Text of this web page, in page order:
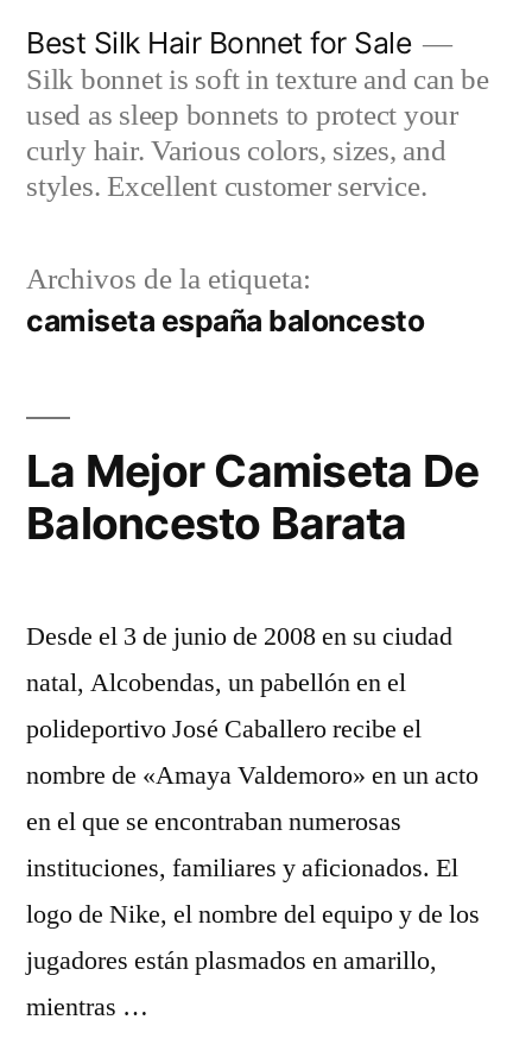
contenido
Best Silk Hair Bonnet for Sale
Silk bonnet is soft in texture and can be
used as sleep bonnets to protect your
curly hair. Various colors, sizes, and
styles. Excellent customer service.
Archivos de la etiqueta:
camiseta españa baloncesto
La Mejor Camiseta De
Baloncesto Barata
Desde el 3 de junio de 2008 en su ciudad
natal, Alcobendas, un pabellón en el
polideportivo José Caballero recibe el
nombre de «Amaya Valdemoro» en un acto
en el que se encontraban numerosas
instituciones, familiares y aficionados. El
logo de Nike, el nombre del equipo y de los
jugadores están plasmados en amarillo,
mientras …